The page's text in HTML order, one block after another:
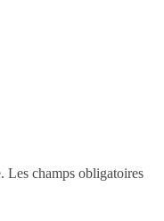
Les champs obligatoires